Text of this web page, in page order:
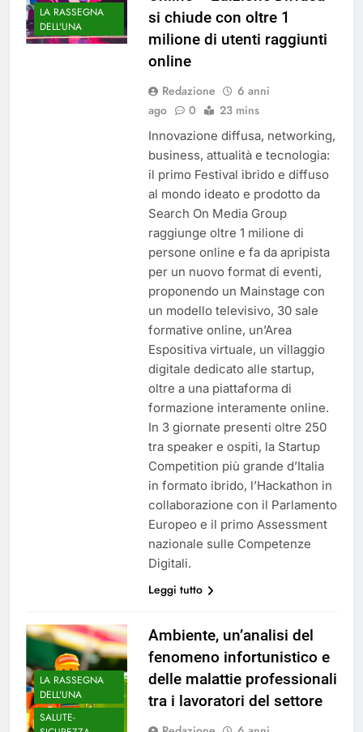
LA RASSEGNA
DELL'UNA
si chiude con oltre 1
milione di utenti raggiunti
online
Redazione
6 anni
ago
0 23 mins
Innovazione diffusa, networking,
business, attualità e tecnologia:
il primo Festival ibrido e diffuso
al mondo ideato e prodotto da
Search On Media Group
raggiunge oltre 1 milione di
persone online e fa da apripista
per un nuovo format di eventi,
proponendo un Mainstage con
un modello televisivo, 30 sale
formative online, un’Area
Espositiva virtuale, un villaggio
digitale dedicato alle startup,
oltre a una piattaforma di
formazione interamente online.
In 3 giornate presenti oltre 250
tra speaker e ospiti, la Startup
Competition più grande d’Italia
in formato ibrido, l’Hackathon in
collaborazione con il Parlamento
Europeo e il primo Assessment
nazionale sulle Competenze
Digitali.
Leggi tutto
LA RASSEGNA
DELL'UNA
SALUTE-
Ambiente, un’analisi del
fenomeno infortunistico e
delle malattie professionali
tra i lavoratori del settore